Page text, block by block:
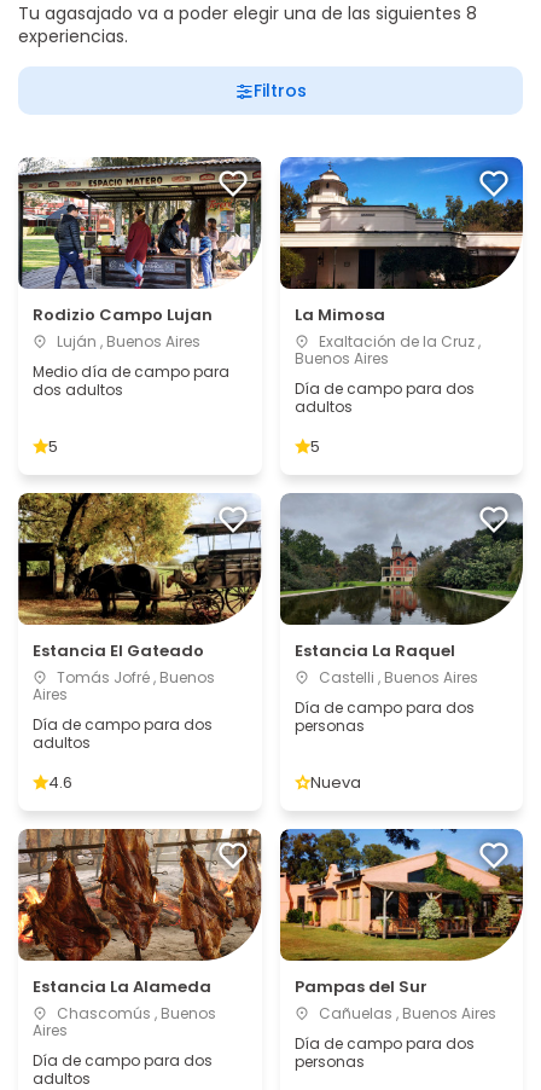
Tu agasajado va a poder elegir una de las siguientes 8
experiencias.
Filtros
Rodizio Campo Lujan
Luján , Buenos Aires
Medio día de campo para
dos adultos
5
La Mimosa
Exaltación de la Cruz ,
Buenos Aires
Día de campo para dos
adultos
5
Estancia El Gateado
Tomás Jofré , Buenos
Aires
Día de campo para dos
adultos
4.6
Estancia La Raquel
Castelli , Buenos Aires
Día de campo para dos
personas
Nueva
Estancia La Alameda
Chascomús , Buenos
Aires
Día de campo para dos
adultos
Pampas del Sur
Cañuelas , Buenos Aires
Día de campo para dos
personas